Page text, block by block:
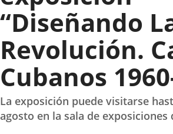
“Diseñando
Revolución.
Cubanos
La exposición puede visitarse
agosto en la sala de exposiciones